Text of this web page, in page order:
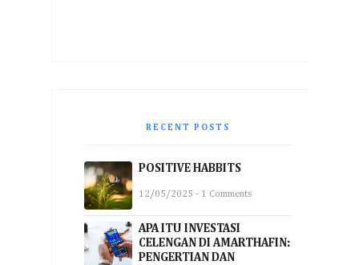
RECENT POSTS
POSITIVE HABBITS
12/05/2025 - 1 Comments
APA ITU INVESTASI
CELENGAN DI AMARTHAFIN:
PENGERTIAN DAN